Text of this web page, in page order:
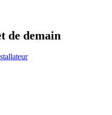
de demain